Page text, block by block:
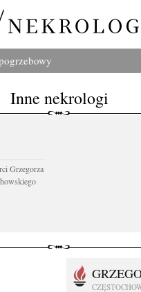
Inne nekrologi
Grzegorza